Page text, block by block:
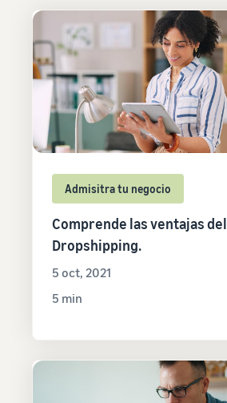
Admisitra tu negocio
Comprende las ventajas del
Dropshipping.
5 oct, 2021
5 min